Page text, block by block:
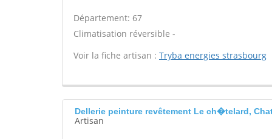
Département: 67
Climatisation réversible -
Voir la fiche artisan : Tryba energies strasbourg
Dellerie peinture revêtement Le ch�telard,
Artisan